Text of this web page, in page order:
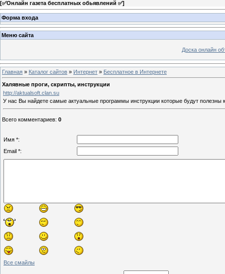
[✅Онлайн газета бесплатных обьявлений ✅]
Форма входа
Меню сайта
Доска онлайн
Главная » Каталог сайтов » Интернет » Бесплатное в Интернете
Халявные проги, скрипты, инструкции
http://aktualsoft.clan.su
У нас Вы найдете самые актуальные программы инструкции которые будут
Всего комментариев: 0
Имя *:
Email *:
Все смайлы